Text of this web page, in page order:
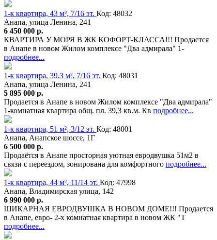
1-к квартира, 43 м², 7/16 эт. Код: 48032
Анапа, улица Ленина, 241
6 450 000 р.
КВАРТИРА У МОРЯ В ЖК КОФОРТ-КЛАССА!!! Продается
в Анапе в новом Жилом комплексе "Два адмирала" 1-
подробнее...
1-к квартира, 39.3 м², 7/16 эт. Код: 48031
Анапа, улица Ленина, 241
5 895 000 р.
Продается в Анапе в новом Жилом комплексе "Два адмирала"
1-комнатная квартира общ. пл. 39,3 кв.м. Кв подробнее...
1-к квартира, 51 м², 3/12 эт. Код: 48001
Анапа, Анапское шоссе, 1Г
6 500 000 р.
Продаётся в Анапе просторная уютная евродвушка 51м2 в
связи с переездом, зонирована для комфортного подробнее...
1-к квартира, 44 м², 11/14 эт. Код: 47998
Анапа, Владимирская улица, 142
6 990 000 р.
ШИКАРНАЯ ЕВРОДВУШКА В НОВОМ ДОМЕ!!! Продается
в Анапе, евро- 2-х комнатная квартира в новом ЖК "Т
подробнее...